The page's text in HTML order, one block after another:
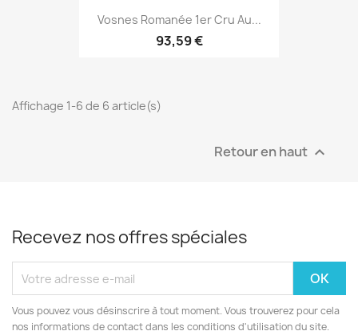
Vosnes Romanée 1er Cru Au...
93,59 €
Affichage 1-6 de 6 article(s)
Retour en haut 
Recevez nos offres spéciales
Vous pouvez vous désinscrire à tout moment. Vous trouverez pour cela
nos informations de contact dans les conditions d'utilisation du site.